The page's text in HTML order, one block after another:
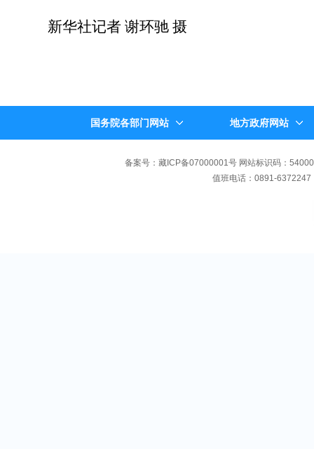
新华社记者 谢环驰 摄
国务院各部门网站 地方政府网站
备案号：藏ICP备07000001号 网站标识码：
值班电话：0891-6372247